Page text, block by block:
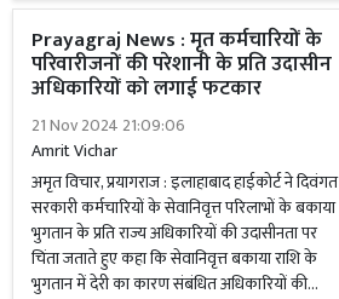
Prayagraj News : मृत कर्मचारियों के
परिवारीजनों की परेशानी के प्रति उदासीन
अधिकारियों को लगाई फटकार
21 Nov 2024 21:09:06
Amrit Vichar
अमृत विचार, प्रयागराज : इलाहाबाद हाईकोर्ट ने दिवंगत
सरकारी कर्मचारियों के सेवानिवृत्त परिलाभों के बकाया
भुगतान के प्रति राज्य अधिकारियों की उदासीनता पर
चिंता जताते हुए कहा कि सेवानिवृत्त बकाया राशि के
भुगतान में देरी का कारण संबंधित अधिकारियों की...